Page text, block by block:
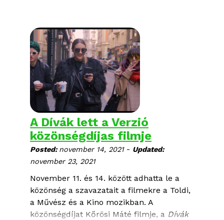
hálózatot épít ki „Places to B – Biarritz,
Bologna, Budapest” elnevezéssel. A
három,
női vezetésűfesztivál közös
érdekek mentén határozza meg magát a
kortárs, kreatív európai
dokumentumfilmekterületén, valamint
elkötelezett tevékenységeik
átláthatóságában és abban, hogy
fenntartható és változatos nemzetközi
filmfesztivál-programokathozzon létre.
A Dívák lett a Verzió
közönségdíjas filmje
Posted:november 14, 2021 - Updated:
november 23, 2021
November 11. és 14. között adhatta le a
közönség a szavazatait a filmekre a Toldi,
a Művész és a Kino mozikban. A
közönségdíjat Kőrösi Máté filmje, a Dívák